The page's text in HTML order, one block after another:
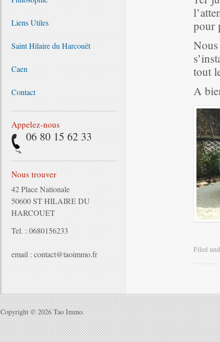
Liens Utiles
Saint Hilaire du Harcouët
Caen
Contact
pour
tout
A
Filed
Appelez-nous
06 80 15 62 33
Nous trouver
42 Place Nationale
50600 ST HILAIRE DU
HARCOUET
Tel. : 0680156233
email : contact@taoimmo.fr
Copyright © 2026Tao Immo.